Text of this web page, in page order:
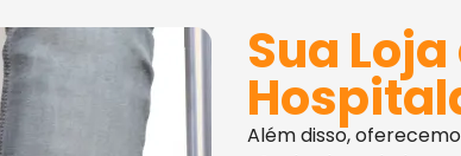
Sua
Além disso,